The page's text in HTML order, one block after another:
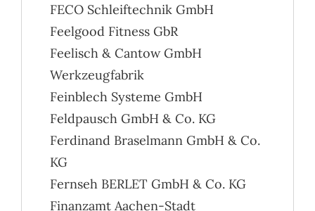
FECO Schleiftechnik GmbH
Feelgood Fitness GbR
Feelisch & Cantow GmbH
Werkzeugfabrik
Feinblech Systeme GmbH
Feldpausch GmbH & Co. KG
Ferdinand Braselmann GmbH & Co.
KG
Fernseh BERLET GmbH & Co. KG
Finanzamt Aachen-Stadt